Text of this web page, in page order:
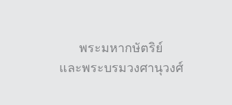
พระมหากษัตริย์
และพระบรมวงศานุวงศ์